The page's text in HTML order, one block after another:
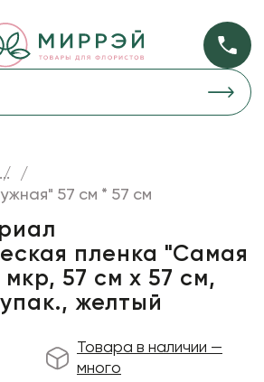
Упаковка для
...
57 см * 57 см
пленка "Самая
57 см х 57 см,
желтый
Товара в наличии —
много